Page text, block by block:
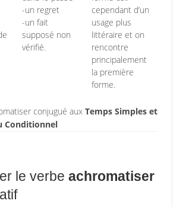
-un regret
-un fait
supposé non
vérifié.
cependant d’un
usage plus
littéraire et on
rencontre
principalement
la première
forme.
conjugué aux Temps Simples et
Conditionnel
le verbe achromatiser